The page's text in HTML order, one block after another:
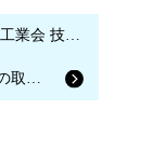
一般社団法人 日本グラフィックサービス工業会 技術優秀認定証をいただきました。
秋田協同印刷では、グリーンプリンティングの取得を目指しています。